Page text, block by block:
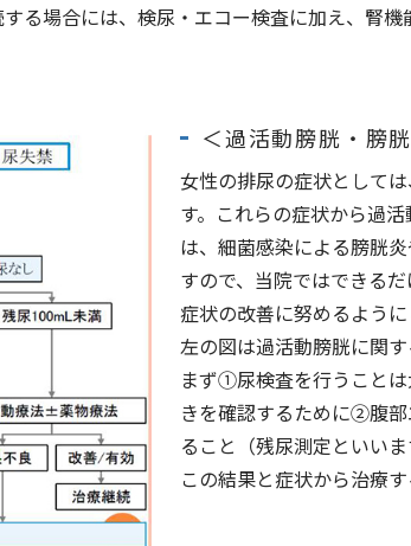
る場合には、検尿・エコー検査に加え、腎
＜過活動膀胱・膀
女性の排尿の症状として
す。これらの症状から過
は、細菌感染による膀胱
すので、当院ではできる
症状の改善に努めるように
左の図は過活動膀胱に関
まず①尿検査を行うこと
きを確認するために②腹
ること（残尿測定といいま
この結果と症状から治療